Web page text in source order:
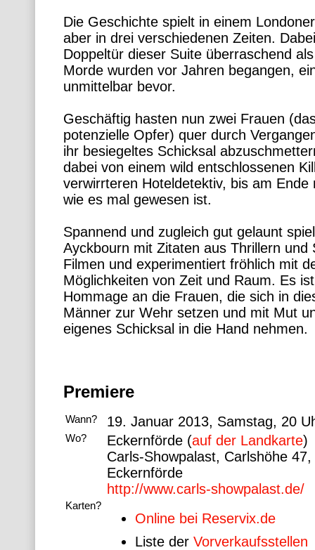
Die Geschichte spielt in einem
aber in drei verschiedenen Zeiten.
Doppeltür dieser Suite überraschend
Morde wurden vor Jahren begangen,
unmittelbar bevor.
Geschäftig hasten nun zwei Frauen
potenzielle Opfer) quer durch
ihr besiegeltes Schicksal
dabei von einem wild entschlossenen
verwirrteren Hoteldetektiv, bis am Ende
wie es mal gewesen ist.
Spannend und zugleich gut gelaunt
Ayckbourn mit Zitaten aus Thrillern und
Filmen und experimentiert fröhlich mit
Möglichkeiten von Zeit und Raum. Es
Hommage an die Frauen, die sich in
Männer zur Wehr setzen und mit Mut
eigenes Schicksal in die Hand nehmen.
Premiere
Wann? 19. Januar 2013, Samstag, 20
Wo? Eckernförde (auf der Landkarte)
Carls-Showpalast, Carlshöhe 47,
Eckernförde
http://www.carls-showpalast.de/
Karten?
Online bei Reservix.de
Liste der Vorverkaufsstellen